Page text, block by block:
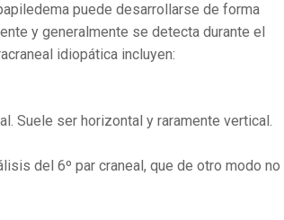
puede desarrollarse de forma
y generalmente se detecta durante el
idiopática incluyen:
Suele ser horizontal y raramente vertical.
del 6º par craneal, que de otro modo no